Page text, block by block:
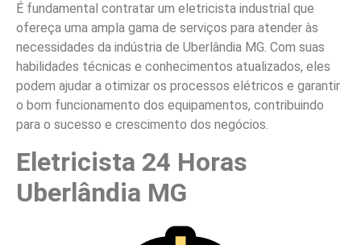
É fundamental contratar um eletricista industrial que
ofereça uma ampla gama de serviços para atender às
necessidades da indústria de Uberlândia MG. Com suas
habilidades técnicas e conhecimentos atualizados, eles
podem ajudar a otimizar os processos elétricos e garantir
o bom funcionamento dos equipamentos, contribuindo
para o sucesso e crescimento dos negócios.
Eletricista 24 Horas
Uberlândia MG